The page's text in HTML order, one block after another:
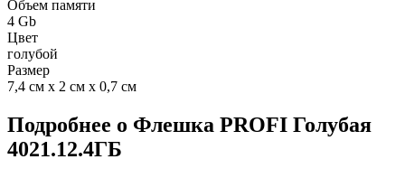
Объем памяти
4 Gb
Цвет
голубой
Размер
7,4 см х 2 см х 0,7 см
Подробнее о Флешка PROFI Голубая
4021.12.4ГБ